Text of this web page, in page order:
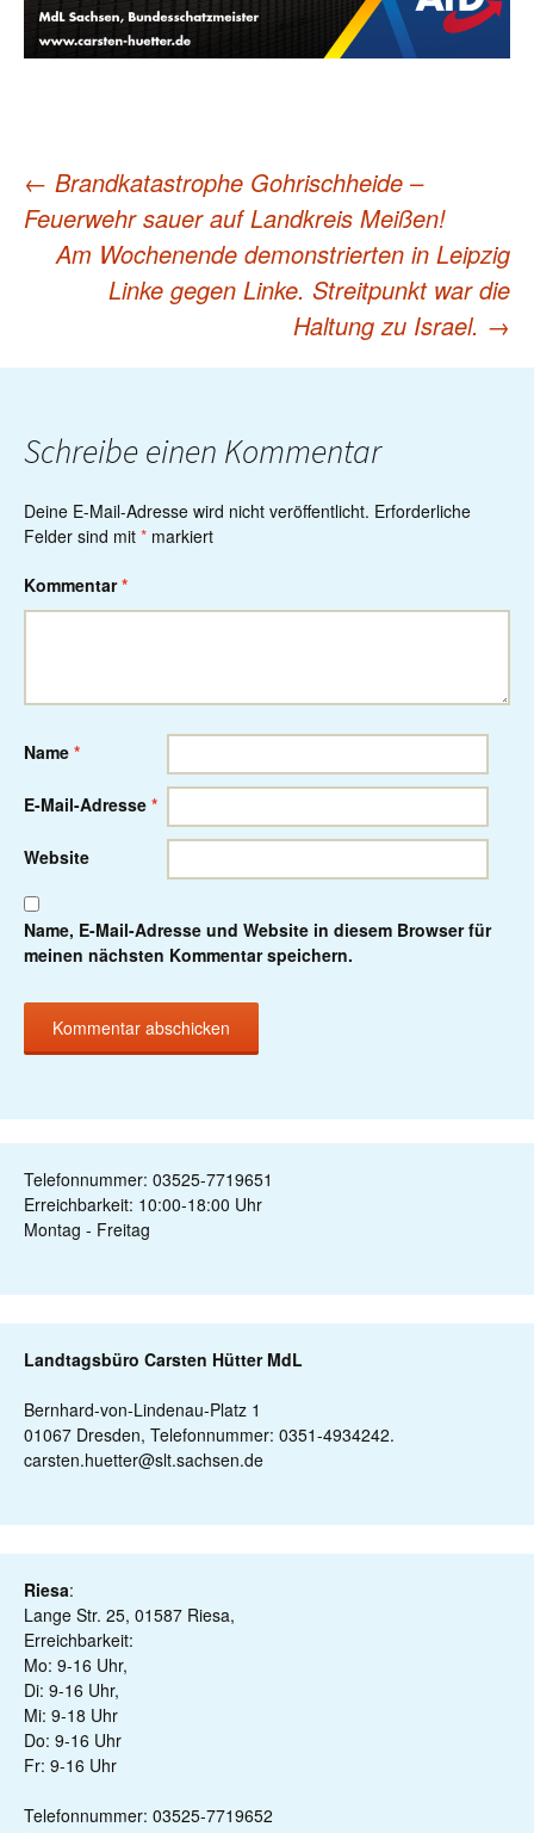
Post
navigation
← Brandkatastrophe Gohrischheide –
Feuerwehr sauer auf Landkreis Meißen!
Am Wochenende demonstrierten in Leipzig
Linke gegen Linke. Streitpunkt war die
Haltung zu Israel. →
Schreibe einen Kommentar
Deine E-Mail-Adresse wird nicht veröffentlicht. Erforderliche
Felder sind mit * markiert
Kommentar*
Name *
E-Mail-Adresse *
Website
Name, E-Mail-Adresse und Website in diesem Browser für
meinen nächsten Kommentar speichern.
Telefonnummer: 03525-7719651
Erreichbarkeit: 10:00-18:00 Uhr
Montag - Freitag
Landtagsbüro Carsten Hütter MdL
Bernhard-von-Lindenau-Platz 1
01067 Dresden, Telefonnummer: 0351-4934242.
carsten.huetter@slt.sachsen.de
Riesa:
Lange Str. 25, 01587 Riesa,
Erreichbarkeit:
Mo: 9-16 Uhr,
Di: 9-16 Uhr,
Mi: 9-18 Uhr
Do: 9-16 Uhr
Fr: 9-16 Uhr
Telefonnummer: 03525-7719652